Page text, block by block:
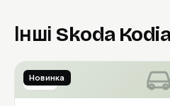
Інші Skoda
2017
Новинка